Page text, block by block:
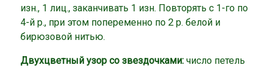
изн., 1 лиц., заканчивать 1 изн. Повторять с 1-го по
4-й р., при этом попеременно по 2 р. белой и
бирюзовой нитью.
Двухцветный узор со звездочками:число петель